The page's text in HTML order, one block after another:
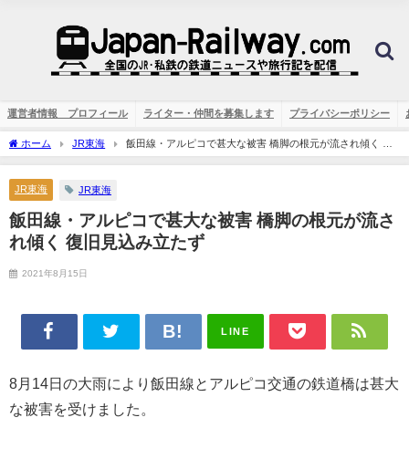
運営者情報 プロフィール ライター・仲間を募集します プライバシーポリシー
ホーム JR東海
飯田線・アルピコで甚大な被害 橋脚の根元が流され傾く 復
旧見込み立たず
JR東海 JR東海
飯田線・アルピコで甚大な被害 橋脚の根元が流さ
れ傾く 復旧見込み立たず
2021年8月15日
LINE
8月14日の大雨により飯田線とアルピコ交通の鉄道橋は甚大
な被害を受けました。